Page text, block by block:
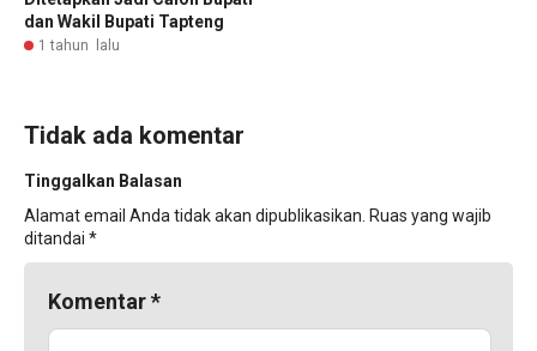
dan Wakil Bupati Tapteng
1 tahun lalu
Tidak ada komentar
Tinggalkan Balasan
Alamat email Anda tidak akan dipublikasikan. Ruas yang wajib
ditandai *
Komentar*